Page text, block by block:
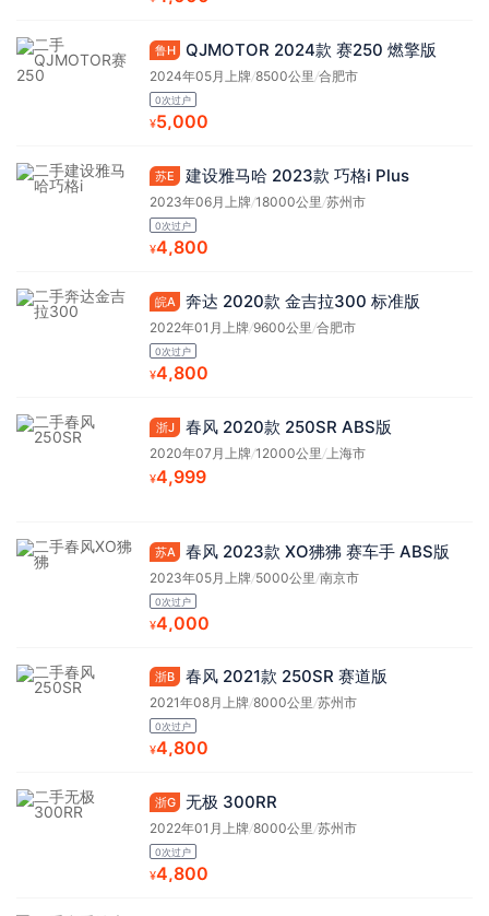
鲁H QJMOTOR 2024款 赛250 燃擎版
2024年05月上牌/8500公里 /合肥市
0次过户
¥5,000
苏E 建设雅马哈 2023款 巧格i Plus
2023年06月上牌/18000公里 /苏州市
0次过户
¥4,800
皖A 奔达 2020款 金吉拉300 标准版
2022年01月上牌/9600公里 /合肥市
0次过户
¥4,800
浙J 春风 2020款 250SR ABS版
2020年07月上牌/12000公里 /上海市
¥4,999
苏A 春风 2023款 XO狒狒 赛车手 ABS版
2023年05月上牌/5000公里 /南京市
0次过户
¥4,000
浙B 春风 2021款 250SR 赛道版
2021年08月上牌/8000公里/苏州市
0次过户
¥4,800
浙G 无极 300RR
2022年01月上牌/8000公里/苏州市
0次过户
¥4,800